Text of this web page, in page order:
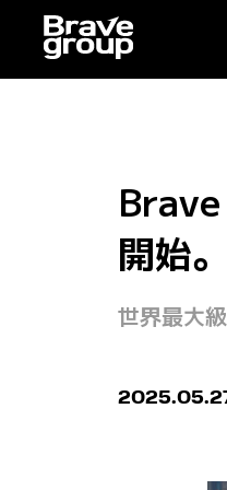
開始
世界最大